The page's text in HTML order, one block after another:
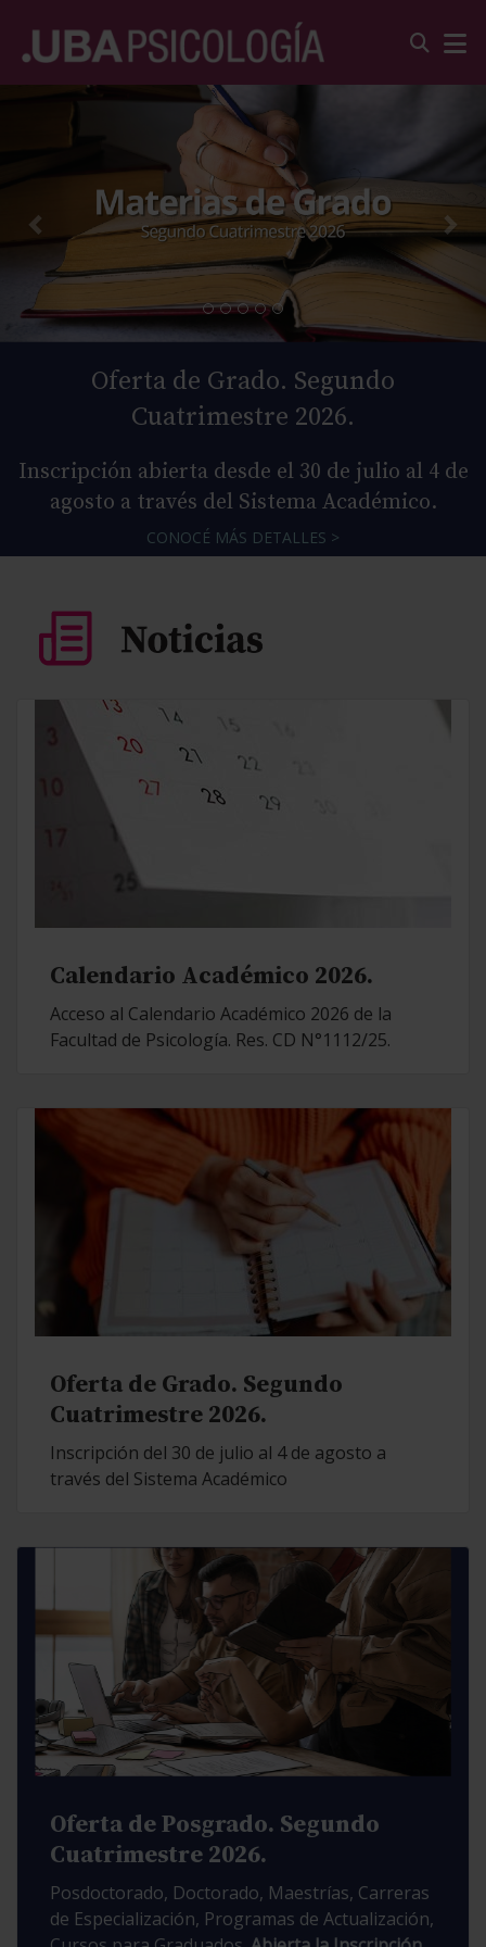
Oferta de Grado. Segundo
Cuatrimestre 2026.
Inscripción abierta desde el 30 de julio al 4 de
agosto a través del Sistema Académico.
CONOCÉ MÁS DETALLES >
Calendario Académico 2026.
Acceso al Calendario Académico 2026 de la
Facultad de Psicología. Res. CD N°1112/25.
Oferta de Grado. Segundo
Cuatrimestre 2026.
Inscripción del 30 de julio al 4 de agosto a
través del Sistema Académico
Oferta de Posgrado. Segundo
Cuatrimestre 2026.
Posdoctorado, Doctorado, Maestrías, Carreras
de Especialización, Programas de Actualización,